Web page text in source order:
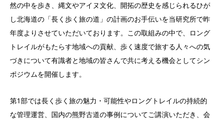
然の中を歩き、縄文やアイヌ文化、開拓の歴史を感じられるひが
し北海道の「長く歩く旅の道」の計画のお手伝いを当研究所で昨
年度よりさせていただいております。この取組みの中で、ロング
トレイルがもたらす地域への貢献、歩く速度で旅する人々への気
づきについて有識者と地域の皆さんで共に考える機会としてシン
ポジウムを開催します。
第1部では長く歩く旅の魅力・可能性やロングトレイルの持続的
な管理運営、国内の熊野古道の事例についてご講演いただき、会